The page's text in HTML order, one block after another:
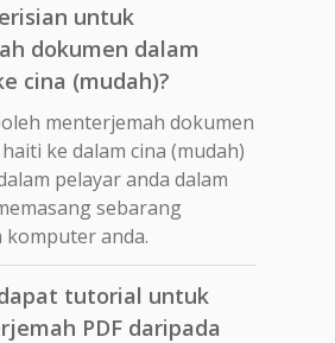
untuk
dokumen dalam
cina (mudah)?
menterjemah dokumen
ke dalam cina (mudah)
pelayar anda dalam
sebarang
komputer anda.
tutorial untuk
PDF daripada